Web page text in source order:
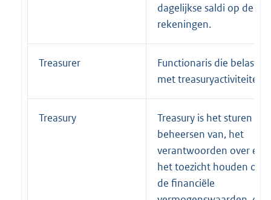
dagelijkse saldi op de
rekeningen.
Treasurer
Functionaris die belast is
met treasuryactiviteiten.
Treasury
Treasury is het sturen en
beheersen van, het
verantwoorden over en
het toezicht houden op
de financiële